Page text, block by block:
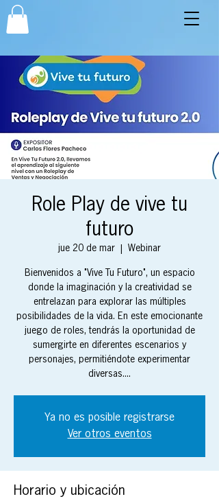
Role Play de vive tu
futuro
jue 20 de mar Webinar
Bienvenidos a "Vive Tu Futuro", un espacio
donde la imaginación y la creatividad se
entrelazan para explorar las múltiples
posibilidades de la vida. En este emocionante
juego de roles, tendrás la oportunidad de
sumergirte en diferentes escenarios y
personajes, permitiéndote experimentar
diversas....
Ya no es posible registrarse
Ver otros eventos
Horario y ubicación